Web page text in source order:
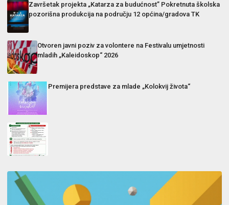
Završetak projekta „Katarza za budućnost” Pokretnuta školska
pozorišna produkcija na području 12 općina/gradova TK
Otvoren javni poziv za volontere na Festivalu umjetnosti
mladih „Kaleidoskop“ 2026
Premijera predstave za mlade „Kolokvij života“